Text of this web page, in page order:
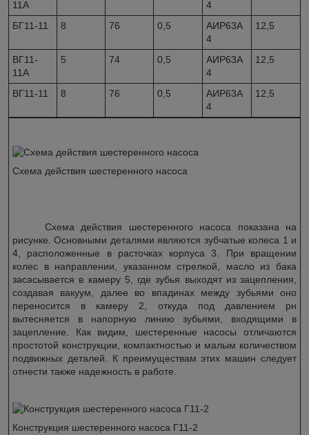
11А
4
БГ11-11
8 76 0,5
АИР63А
4
12,5
ВГ11-
11А
5 74 0,5
АИР63А
4
12,5
ВГ11-11 8 76 0,5
АИР63А
4
12,5
Схема действия шестеренного насоса
Схема действия шестеренного насоса показана на
рисунке. Основными деталями являются зубчатые колеса 1 и
4, расположенные в расточках корпуса 3. При вращении
колес в направлении, указанном стрелкой, масло из бака
засасывается в камеру 5, где зубья выходят из зацепления,
создавая вакуум, далее во впадинах между зубьями оно
переносится в камеру 2, откуда под давлением рн
вытесняется в напорную линию зубьями, входящими в
зацепление. Как видим, шестеренные насосы отличаются
простотой конструкции, компактностью и малым количеством
подвижных деталей. К преимуществам этих машин следует
отнести также надежность в работе.
Конструкция шестеренного насоса Г11-2